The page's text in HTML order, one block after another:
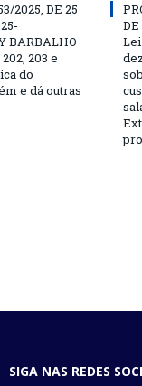
2025, DE 25
BARBALHO
203 e
do
e dá outras
Lei
SIGA NAS REDES